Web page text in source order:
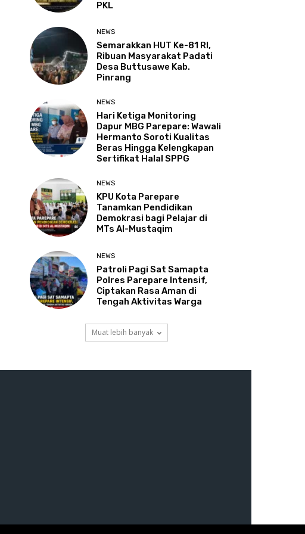
PKL
NEWS
Semarakkan HUT Ke-81 RI,
Ribuan Masyarakat Padati
Desa Buttusawe Kab.
Pinrang
NEWS
Hari Ketiga Monitoring
Dapur MBG Parepare: Wawali
Hermanto Soroti Kualitas
Beras Hingga Kelengkapan
Sertifikat Halal SPPG
NEWS
KPU Kota Parepare
Tanamkan Pendidikan
Demokrasi bagi Pelajar di
MTs Al-Mustaqim
NEWS
Patroli Pagi Sat Samapta
Polres Parepare Intensif,
Ciptakan Rasa Aman di
Tengah Aktivitas Warga
Muat lebih banyak